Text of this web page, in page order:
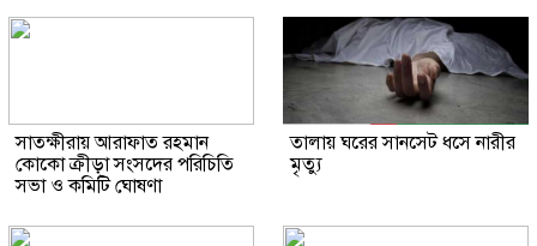
সাতক্ষীরায় আরাফাত রহমান
কোকো ক্রীড়া সংসদের পরিচিতি
সভা ও কমিটি ঘোষণা
তালায় ঘরের সানসেট ধসে নারীর
মৃত্যু